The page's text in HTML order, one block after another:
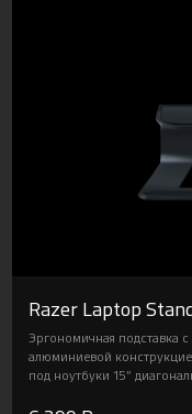
Razer Laptop
Эргономичная подставка
алюминиевой
под ноутбуки 15”